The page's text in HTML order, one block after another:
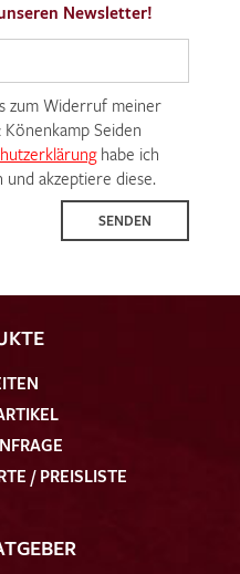
Newsletter!
zum Widerruf meiner
Seiden
habe ich
akzeptiere diese.
SENDEN
/ PREISLISTE